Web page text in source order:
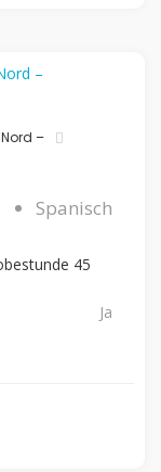
–
Spanisch
45
Ja